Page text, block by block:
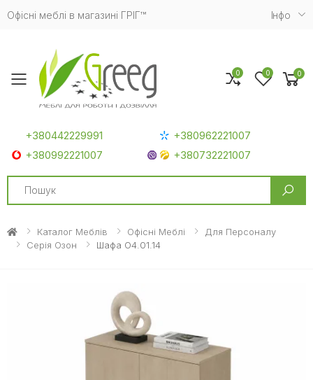
Офісні меблі в магазині ГРІГ™ Iнфо
Toggle mobile menu
+380442229991
+380962221007
+380992221007
+380732221007
Search
0 0 0
Каталог Меблів Офісні Меблі
Для Персоналу
Серія Озон
Шафа O4.01.14